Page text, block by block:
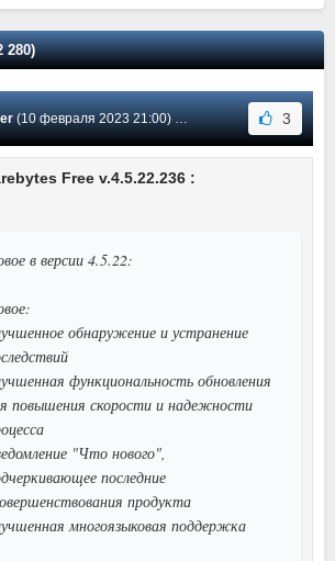
280)
(10 февраля 2023 21:00) Сообщение #1832 3
Free v.4.5.22.236 :
в версии 4.5.22:
обнаружение и устранение
функциональность обновления
повышения скорости и надежности
"Что нового",
последние
продукта
многоязыковая поддержка